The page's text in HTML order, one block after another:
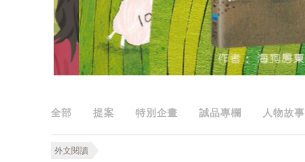
全部 提案 特別企畫 誠品專欄 人物故事
外文閱讀